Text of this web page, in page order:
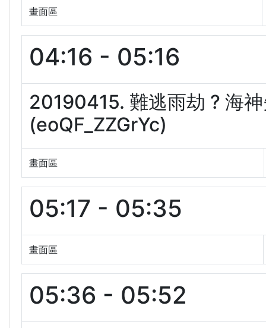
畫面區
04:16 - 05:16
20190415. 難逃雨劫 ? 海
(eoQF_ZZGrYc)
畫面區
05:17 - 05:35
畫面區
05:36 - 05:52